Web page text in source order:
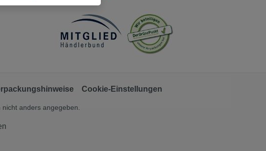
Cookie-Einstellungen
nicht anders angegeben.